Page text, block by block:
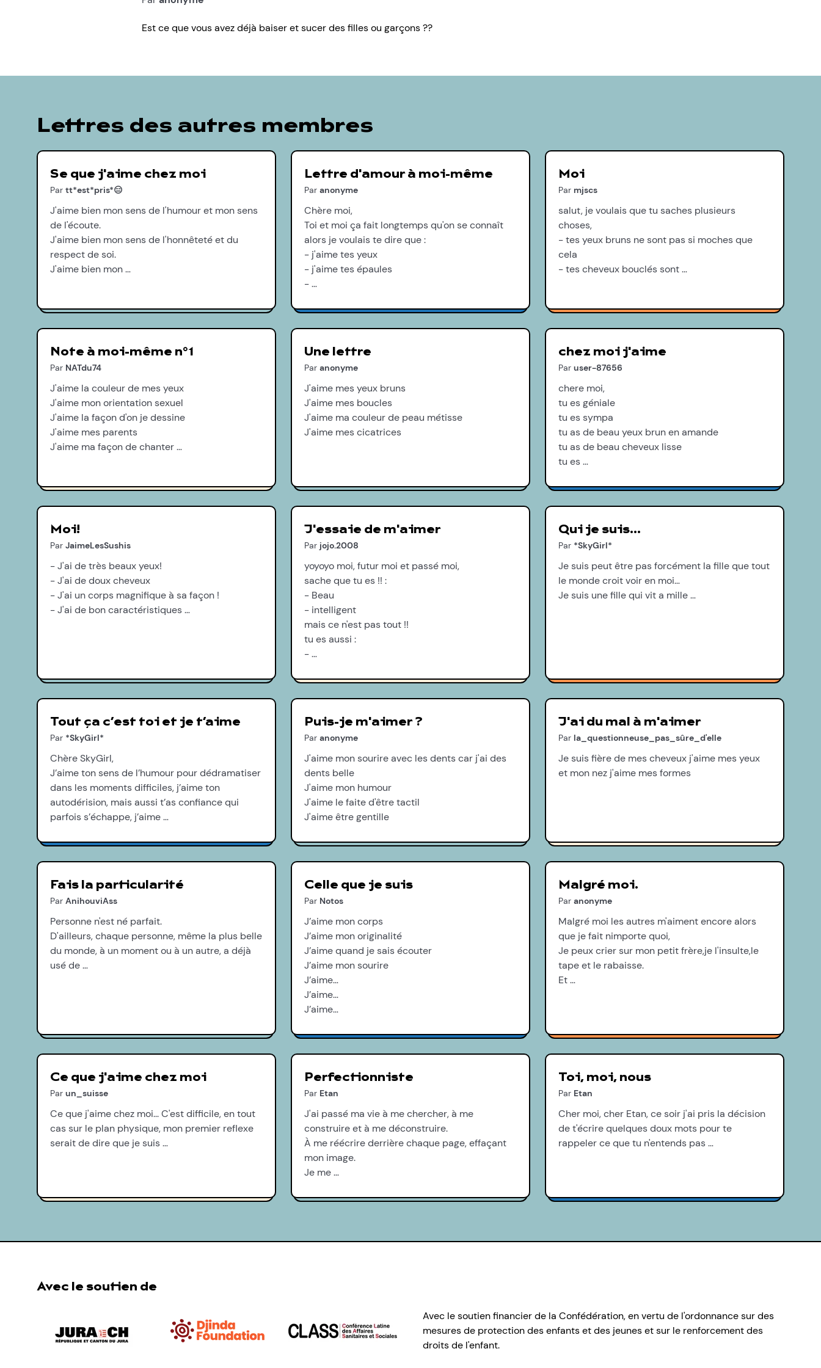
Est ce que vous avez déjà baiser et sucer des filles ou garçons ??
Lettres des autres membres
Se que j'aime chez moi
Par tt*est*pris*😑
J'aime bien mon sens de l'humour et mon sens
de l'écoute.
J'aime bien mon sens de l'honnêteté et du
respect de soi.
J'aime bien mon …
Lettre d'amour à moi-même
Par anonyme
Chère moi,
Toi et moi ça fait longtemps qu'on se connaît
alors je voulais te dire que :
- j'aime tes yeux
- j'aime tes épaules
- …
Moi
Par mjscs
salut, je voulais que tu saches plusieurs
choses,
- tes yeux bruns ne sont pas si moches que
cela
- tes cheveux bouclés sont …
Note à moi-même n°1
Par NATdu74
J'aime la couleur de mes yeux
J'aime mon orientation sexuel
J'aime la façon d'on je dessine
J'aime mes parents
J'aime ma façon de chanter …
Une lettre
Par anonyme
J'aime mes yeux bruns
J'aime mes boucles
J'aime ma couleur de peau métisse
J'aime mes cicatrices
chez moi j'aime
Par user-87656
chere moi,
tu es géniale
tu es sympa
tu as de beau yeux brun en amande
tu as de beau cheveux lisse
tu es …
Moi!
Par JaimeLesSushis
- J'ai de très beaux yeux!
- J'ai de doux cheveux
- J'ai un corps magnifique à sa façon !
- J'ai de bon caractéristiques …
J'essaie de m'aimer
Par jojo.2008
yoyoyo moi, futur moi et passé moi,
sache que tu es !! :
- Beau
- intelligent
mais ce n'est pas tout !!
tu es aussi :
- …
Qui je suis…
Par *SkyGirl*
Je suis peut être pas forcément la fille que tout
le monde croit voir en moi…
Je suis une fille qui vit a mille …
Tout ça c’est toi et je t’aime
Par *SkyGirl*
Chère SkyGirl,
J’aime ton sens de l’humour pour dédramatiser
dans les moments difficiles, j’aime ton
autodérision, mais aussi t’as confiance qui
parfois s’échappe, j’aime …
Puis-je m'aimer ?
Par anonyme
J'aime mon sourire avec les dents car j'ai des
dents belle
J'aime mon humour
J'aime le faite d'être tactil
J'aime être gentille
J'ai du mal à m'aimer
Par la_questionneuse_pas_sûre_d'elle
Je suis fière de mes cheveux j'aime mes yeux
et mon nez j'aime mes formes
Fais la particularité
Par AnihouviAss
Personne n'est né parfait.
D'ailleurs, chaque personne, même la plus belle
du monde, à un moment ou à un autre, a déjà
usé de …
Celle que je suis
Par Notos
J’aime mon corps
J’aime mon originalité
J’aime quand je sais écouter
J’aime mon sourire
J’aime…
J’aime…
J’aime…
Malgré moi.
Par anonyme
Malgré moi les autres m'aiment encore alors
que je fait nimporte quoi,
Je peux crier sur mon petit frère,je l'insulte,le
tape et le rabaisse.
Et …
Ce que j'aime chez moi
Par un_suisse
Ce que j'aime chez moi... C'est difficile, en tout
cas sur le plan physique, mon premier reflexe
serait de dire que je suis …
Perfectionniste
Par Etan
J'ai passé ma vie à me chercher, à me
construire et à me déconstruire.
À me réécrire derrière chaque page, effaçant
mon image.
Je me …
Toi, moi, nous
Par Etan
Cher moi, cher Etan, ce soir j'ai pris la décision
de t'écrire quelques doux mots pour te
rappeler ce que tu n'entends pas …
Avec le soutien de
Avec le soutien financier de la Confédération, en vertu de l'ordonnance sur des
mesures de protection des enfants et des jeunes et sur le renforcement des
droits de l'enfant.